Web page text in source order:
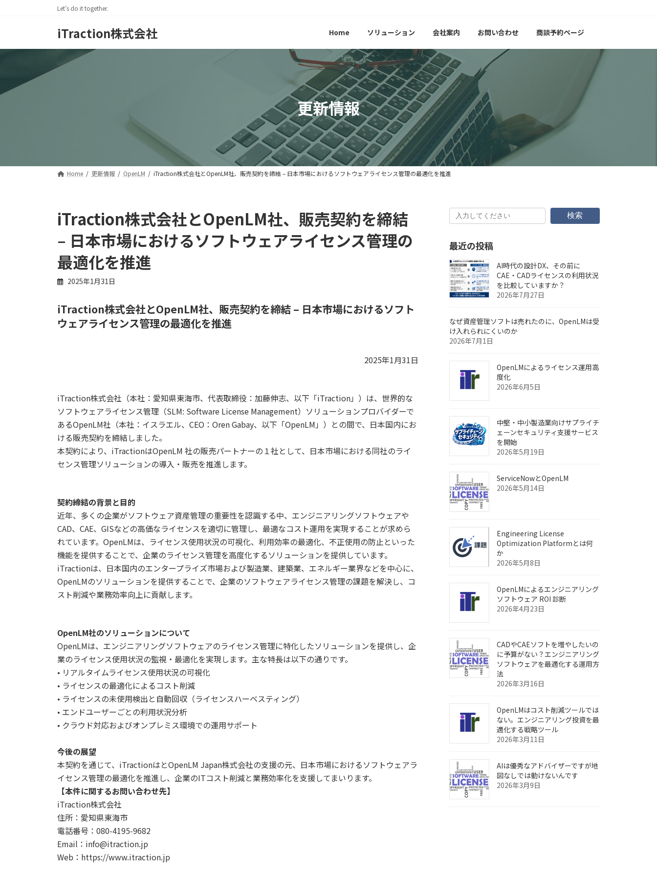
ツ
シ
Let's do it together.
iTraction株式会社 Home ソリューション 会社案内 お問い合わせ 商談予約ページ
更新情報
Home 更新情報 OpenLM iTraction株式会社とOpenLM社、販売契約を締結 – 日本市場におけるソフトウェアライセンス管理の最適化を推進
iTraction株式会社とOpenLM社、販売契約を締結
– 日本市場におけるソフトウェアライセンス管理の
最適化を推進
2025年1月31日
iTraction株式会社とOpenLM社、販売契約を締結 – 日本市場におけるソフト
ウェアライセンス管理の最適化を推進
2025年1月31日
iTraction株式会社（本社：愛知県東海市、代表取締役：加藤伸志、以下「iTraction」）は、世界的な
ソフトウェアライセンス管理（SLM: Software License Management）ソリューションプロバイダーで
あるOpenLM社（本社：イスラエル、CEO：Oren Gabay、以下「OpenLM」）との間で、日本国内にお
ける販売契約を締結しました。
本契約により、iTractionはOpenLM 社の販売パートナーの１社として、日本市場における同社のライ
センス管理ソリューションの導入・販売を推進します。
契約締結の背景と目的
近年、多くの企業がソフトウェア資産管理の重要性を認識する中、エンジニアリングソフトウェアや
CAD、CAE、GISなどの高価なライセンスを適切に管理し、最適なコスト運用を実現することが求めら
れています。OpenLMは、ライセンス使用状況の可視化、利用効率の最適化、不正使用の防止といった
機能を提供することで、企業のライセンス管理を高度化するソリューションを提供しています。
iTractionは、日本国内のエンタープライズ市場および製造業、建築業、エネルギー業界などを中心に、
OpenLMのソリューションを提供することで、企業のソフトウェアライセンス管理の課題を解決し、コ
スト削減や業務効率向上に貢献します。
OpenLM社のソリューションについて
OpenLMは、エンジニアリングソフトウェアのライセンス管理に特化したソリューションを提供し、企
業のライセンス使用状況の監視・最適化を実現します。主な特長は以下の通りです。
• リアルタイムライセンス使用状況の可視化
• ライセンスの最適化によるコスト削減
• ライセンスの未使用検出と自動回収（ライセンスハーベスティング）
• エンドユーザーごとの利用状況分析
• クラウド対応およびオンプレミス環境での運用サポート
今後の展望
本契約を通じて、iTractionはとOpenLM Japan株式会社の支援の元、日本市場におけるソフトウェアラ
イセンス管理の最適化を推進し、企業のITコスト削減と業務効率化を支援してまいります。
【本件に関するお問い合わせ先】
iTraction株式会社
住所：愛知県東海市
電話番号：080-4195-9682
Email：info@itraction.jp
Web：https://www.itraction.jp
検索
最近の投稿
AI時代の設計DX、その前に
CAE・CADライセンスの利用状況
を比較していますか？
2026年7月27日
なぜ資産管理ソフトは売れたのに、OpenLMは受
け入れられにくいのか
2026年7月1日
OpenLMによるライセンス運用高
度化
2026年6月5日
中堅・中小製造業向けサプライチ
ェーンセキュリティ支援サービス
を開始
2026年5月19日
ServiceNowとOpenLM
2026年5月14日
Engineering License
Optimization Platformとは何
か
2026年5月8日
OpenLMによるエンジニアリング
ソフトウェア ROI 診断
2026年4月23日
CADやCAEソフトを増やしたいの
に予算がない？エンジニアリング
ソフトウェアを最適化する運用方
法
2026年3月16日
OpenLMはコスト削減ツールでは
ない。エンジニアリング投資を最
適化する戦略ツール
2026年3月11日
AIは優秀なアドバイザーですが地
図なしでは動けないんです
2026年3月9日